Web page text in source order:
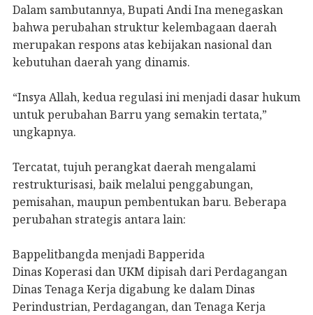
Dalam sambutannya, Bupati Andi Ina menegaskan
bahwa perubahan struktur kelembagaan daerah
merupakan respons atas kebijakan nasional dan
kebutuhan daerah yang dinamis.
“Insya Allah, kedua regulasi ini menjadi dasar hukum
untuk perubahan Barru yang semakin tertata,”
ungkapnya.
Tercatat, tujuh perangkat daerah mengalami
restrukturisasi, baik melalui penggabungan,
pemisahan, maupun pembentukan baru. Beberapa
perubahan strategis antara lain:
Bappelitbangda menjadi Bapperida
Dinas Koperasi dan UKM dipisah dari Perdagangan
Dinas Tenaga Kerja digabung ke dalam Dinas
Perindustrian, Perdagangan, dan Tenaga Kerja